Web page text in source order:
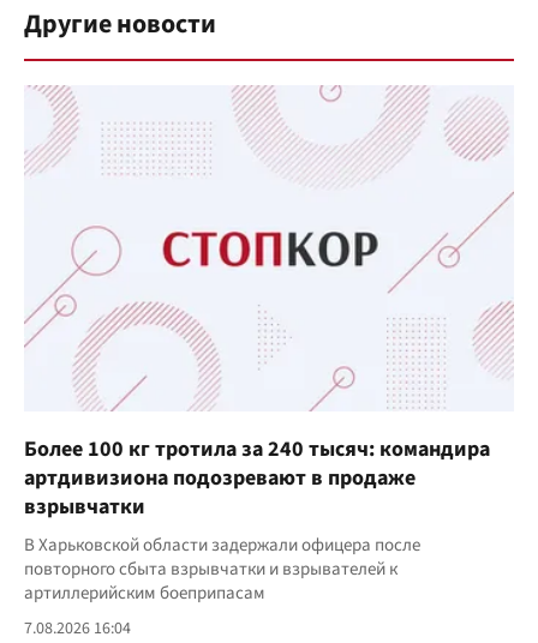
Другие новости
Более 100 кг тротила за 240 тысяч: командира
артдивизиона подозревают в продаже
взрывчатки
В Харьковской области задержали офицера после
повторного сбыта взрывчатки и взрывателей к
артиллерийским боеприпасам
7.08.2026 16:04